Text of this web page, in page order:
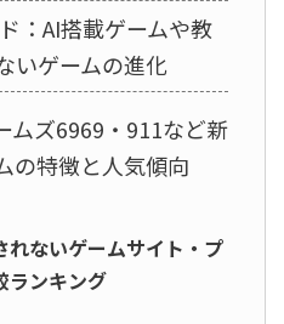
：AI搭載ゲームや教
いゲームの進化
ムズ6969・911など新
の特徴と人気傾向
れないゲームサイト・プ
ランキング